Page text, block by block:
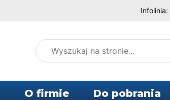
Infolinia:
O firmie Do pobrania